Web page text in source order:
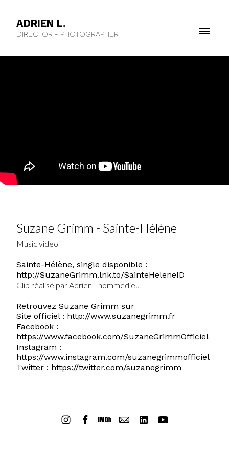
ADRIEN L.
DIRECTOR - PHOTOGRAPHER
Suzane Grimm - Sainte-Hélène
Music video
Sainte-Hélène, single disponible :
http://SuzaneGrimm.lnk.to/SainteHeleneID
Clip réalisé par Adrien Lhommedieu
Retrouvez Suzane Grimm sur
Site officiel : http://www.suzanegrimm.fr
Facebook :
https://www.facebook.com/SuzaneGrimmOfficiel
Instagram :
https://www.instagram.com/suzanegrimmofficiel
Twitter : https://twitter.com/suzanegrimm